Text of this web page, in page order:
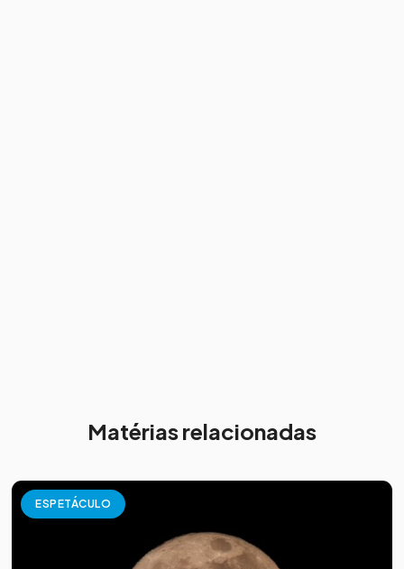
Matérias relacionadas
ESPETÁCULO